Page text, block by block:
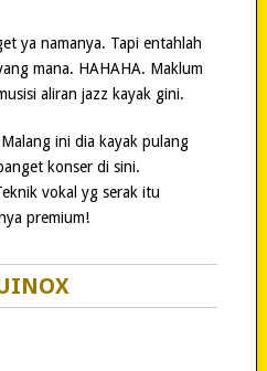
ya namanya. Tapi entahlah
mana. HAHAHA. Maklum
aliran jazz kayak gini.
ini dia kayak pulang
konser di sini.
vokal yg serak itu
premium!